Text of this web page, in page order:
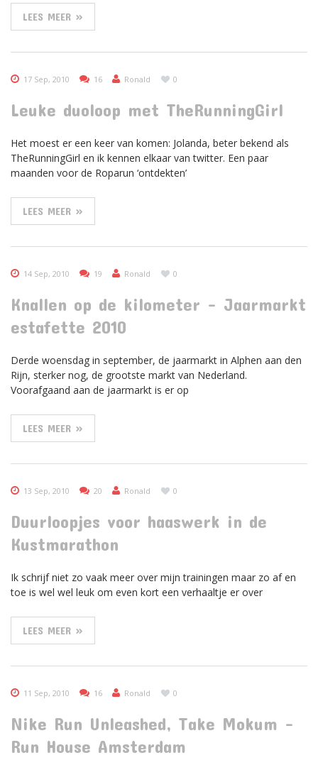
LEES MEER »
17 Sep, 2010 16 Ronald 0
Leuke duoloop met TheRunningGirl
Het moest er een keer van komen: Jolanda, beter bekend als
TheRunningGirl en ik kennen elkaar van twitter. Een paar
maanden voor de Roparun ‘ontdekten’
LEES MEER »
14 Sep, 2010 19 Ronald 0
Knallen op de kilometer – Jaarmarkt
estafette 2010
Derde woensdag in september, de jaarmarkt in Alphen aan den
Rijn, sterker nog, de grootste markt van Nederland.
Voorafgaand aan de jaarmarkt is er op
LEES MEER »
13 Sep, 2010 20 Ronald 0
Duurloopjes voor haaswerk in de
Kustmarathon
Ik schrijf niet zo vaak meer over mijn trainingen maar zo af en
toe is wel wel leuk om even kort een verhaaltje er over
LEES MEER »
11 Sep, 2010 16 Ronald 0
Nike Run Unleashed, Take Mokum –
Run House Amsterdam